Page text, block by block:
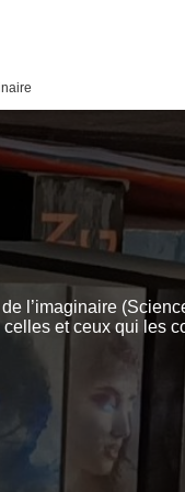
l’imaginaire
et ceux qui les